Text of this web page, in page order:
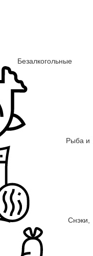
Безалкогольные
Рыба и
Снэки,